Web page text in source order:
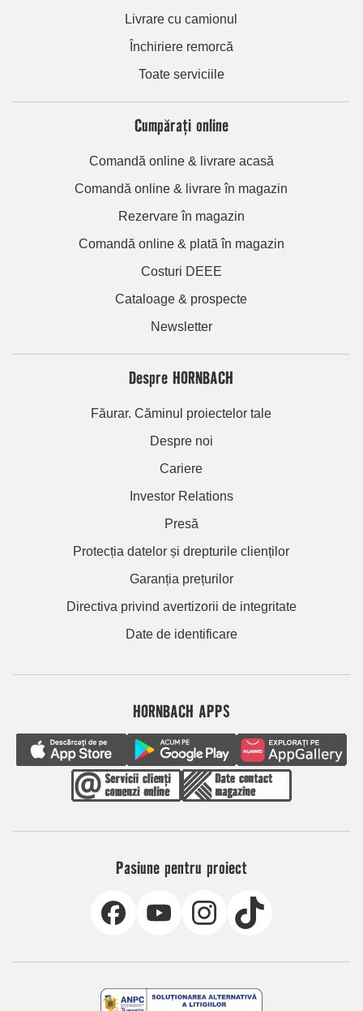
Livrare cu camionul
Închiriere remorcă
Toate serviciile
Cumpărați online
Comandă online & livrare acasă
Comandă online & livrare în magazin
Rezervare în magazin
Comandă online & plată în magazin
Costuri DEEE
Cataloage & prospecte
Newsletter
Despre HORNBACH
Făurar. Căminul proiectelor tale
Despre noi
Cariere
Investor Relations
Presă
Protecția datelor și drepturile clienților
Garanția prețurilor
Directiva privind avertizorii de integritate
Date de identificare
HORNBACH APPS
Pasiune pentru proiect